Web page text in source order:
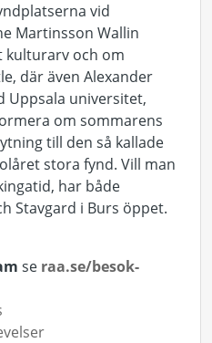
vid
Martinsson Wallin
och om
där även Alexander
Uppsala universitet,
om sommarens
till den så kallade
stora fynd. Vill man
har både
Stavgard i Burs öppet.
se raa.se/besok-